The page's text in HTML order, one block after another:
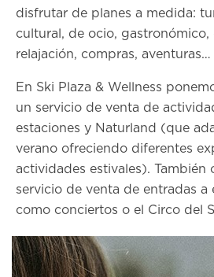
disfrutar de planes a medida:
cultural, de ocio, gastronómico,
relajación, compras, aventuras…
En Ski Plaza & Wellness
un servicio de venta de
estaciones y Naturland (que
verano ofreciendo diferentes
actividades estivales). También
servicio de venta de entradas a
como conciertos o el Circo del